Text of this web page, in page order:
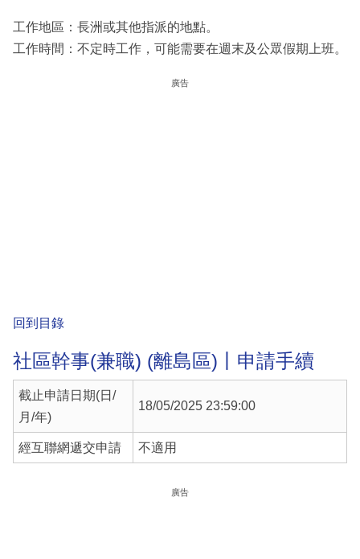
工作地區：長洲或其他指派的地點。
工作時間：不定時工作，可能需要在週末及公眾假期上班。
廣告
回到目錄
社區幹事(兼職) (離島區)丨申請手續
截止申請日期(日/
月/年)
18/05/2025 23:59:00
經互聯網遞交申請 不適用
廣告